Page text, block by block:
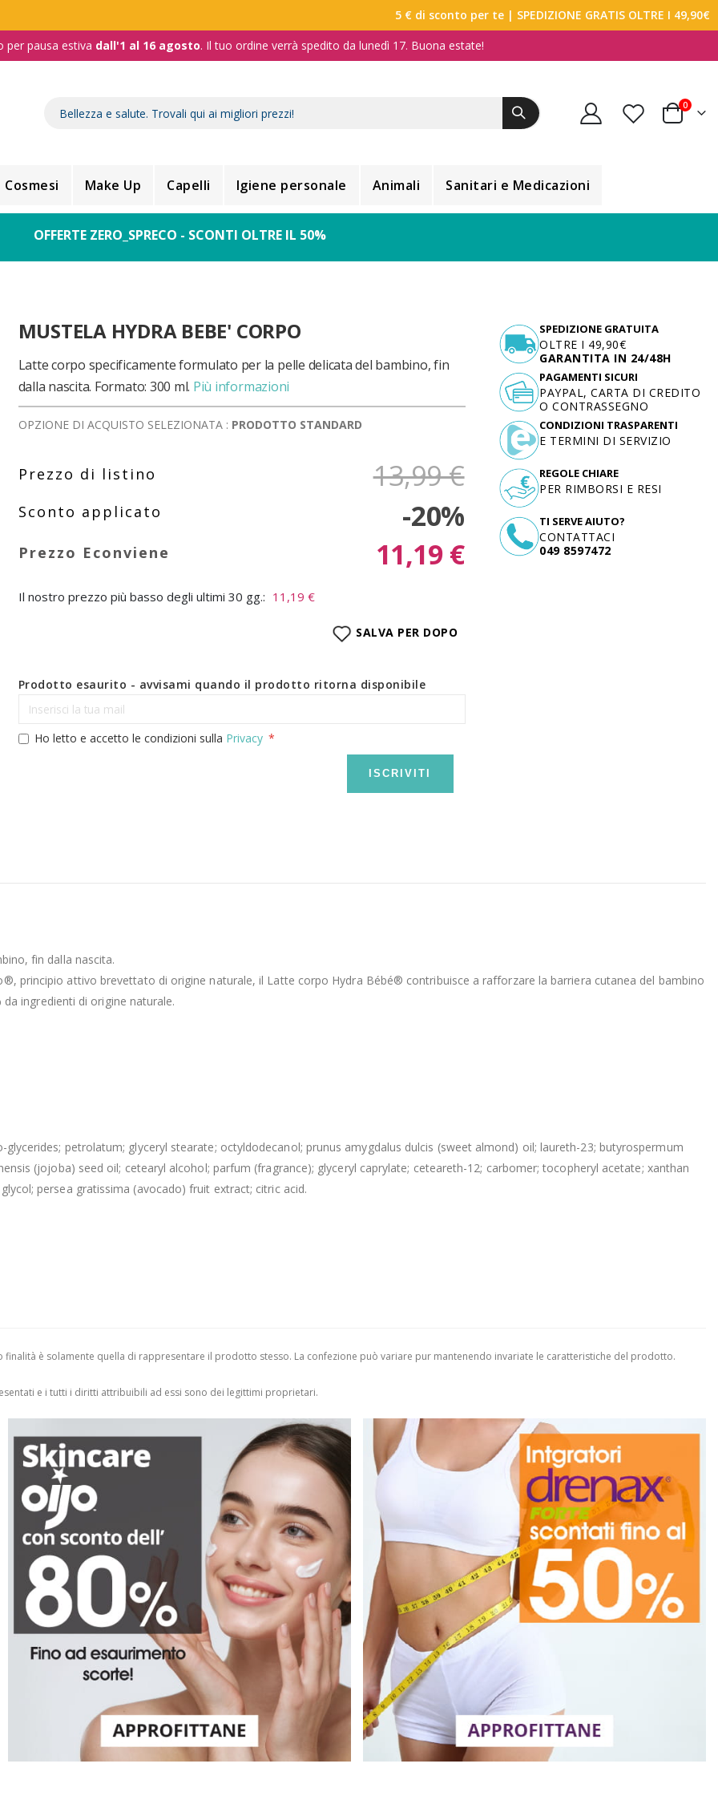
5 € di sconto per te | SPEDIZIONE GRATIS OLTRE I 49,90€
per pausa estiva dall'1 al 16 agosto. Il tuo ordine verrà spedito da lunedì 17. Buona estate!
Carrello
0
Cosmesi Make Up Capelli Igiene personale Animali Sanitari e Medicazioni
OFFERTE ZERO_SPRECO - SCONTI OLTRE IL 50%
MUSTELA HYDRA BEBE' CORPO
Latte corpo specificamente formulato per la pelle delicata del bambino, fin
dalla nascita. Formato: 300 ml. Più informazioni
OPZIONE DI ACQUISTO SELEZIONATA : PRODOTTO STANDARD
13,99 €
-20%
11,19 €
Il nostro prezzo più basso degli ultimi 30 gg.: 11,19 €
SALVA PER DOPO
Prodotto esaurito - avvisami quando il prodotto ritorna disponibile
Ho letto e accetto le condizioni sulla Privacy
ISCRIVITI
SPEDIZIONE GRATUITA
OLTRE I 49,90€
GARANTITA IN 24/48H
TI SERVE AIUTO?
CONTATTACI
049 8597472
PAGAMENTI SICURI
PAYPAL, CARTA DI CREDITO
O CONTRASSEGNO
CONDIZIONI TRASPARENTI
E TERMINI DI SERVIZIO
REGOLE CHIARE
PER RIMBORSI E RESI
fin dalla nascita.
principio attivo brevettato di origine naturale, il Latte corpo Hydra Bébé® contribuisce a rafforzare la barriera cutanea del bambino
ingredienti di origine naturale.
petrolatum; glyceryl stearate; octyldodecanol; prunus amygdalus dulcis (sweet almond) oil; laureth-23; butyrospermum
(jojoba) seed oil; cetearyl alcohol; parfum (fragrance); glyceryl caprylate; ceteareth-12; carbomer; tocopheryl acetate; xanthan
persea gratissima (avocado) fruit extract; citric acid.
è solamente quella di rappresentare il prodotto stesso. La confezione può variare pur mantenendo invariate le caratteristiche del prodotto.
e i tutti i diritti attribuibili ad essi sono dei legittimi proprietari.